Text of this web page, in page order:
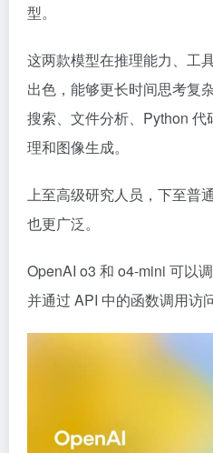
型。
这两款模型在推理能力、工
出色，能够更长时间思考复
搜索、文件分析、Python
理和图像生成。
上至高级研究人员，下至普
也更广泛。
OpenAI o3 和 o4-mini 可以
并通过 API 中的函数调用访